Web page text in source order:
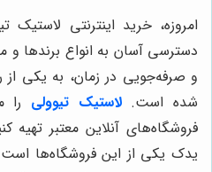
امروزه، خرید اینترنتی لاستیک
دسترسی آسان به انواع برندها و
و صرفه‌جویی در زمان، به یکی
شده است.لاستیک تیوولی را
فروشگاه‌های آنلاین معتبر تهیه
یدک یکی از این فروشگاه‌ها است